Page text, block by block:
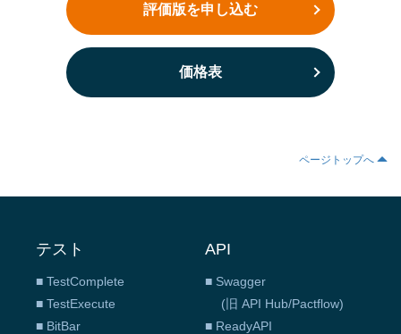
評価版を申し込む
価格表
ページトップへ
テスト
■ TestComplete
■ TestExecute
■ BitBar
API
■ Swagger
(旧 API Hub/Pactflow)
■ ReadyAPI